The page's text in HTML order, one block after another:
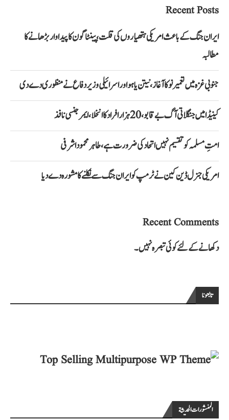
Recent Posts
ایران جنگ کے باعث امریکی ہتھیاروں کی قلت، پینٹاگون کا پیداوار بڑھانے کا
مطالبہ
جنوبی غزہ میں تعمیر نو کا آغاز، نیتن یاہو اور اسرائیلی وزیر دفاع نے منظوری دے دی
کینیڈا میں جنگلاتی آگ بے قابو، 20 ہزار افراد کا انخلا، ایمرجنسی نافذ
امتِ مسلمہ کو تقسیم نہیں اتحاد کی ضرورت ہے، طاہر محمود اشرفی
امریکی جنرل ڈین کین نے ٹرمپ کو ایران جنگ سے نکلنے کا مشورہ دے دیا
Recent Comments
دکھانے کے لئے کوئی تبصرہ نہیں۔
تابعونا
المنشورات الحديثة